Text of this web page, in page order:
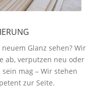
Glanz sehen? Wir
ab, verputzen neu oder
mag – Wir stehen
zur Seite.